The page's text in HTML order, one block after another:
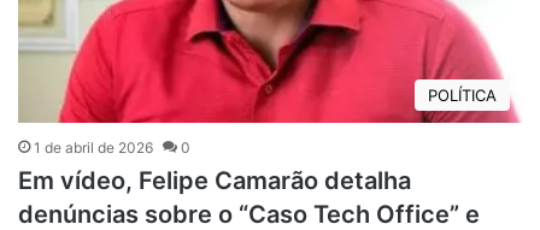
POLÍTICA
1 de abril de 2026 0
Em vídeo, Felipe Camarão detalha
denúncias sobre o “Caso Tech Office” e